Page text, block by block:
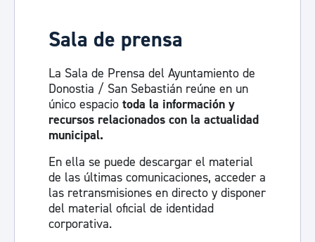
Sala de prensa
La Sala de Prensa del Ayuntamiento de
Donostia / San Sebastián reúne en un
único espacio toda la información y
recursos relacionados con la actualidad
municipal.
En ella se puede descargar el material
de las últimas comunicaciones, acceder a
las retransmisiones en directo y disponer
del material oficial de identidad
corporativa.